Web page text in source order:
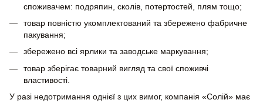
споживачем: подряпин, сколів, потертостей, плям тощо;
товар повністю укомплектований та збережено фабричне
пакування;
збережено всі ярлики та заводське маркування;
товар зберігає товарний вигляд та свої споживчі
властивості.
У разі недотримання однієї з цих вимог, компанія «Солій» має